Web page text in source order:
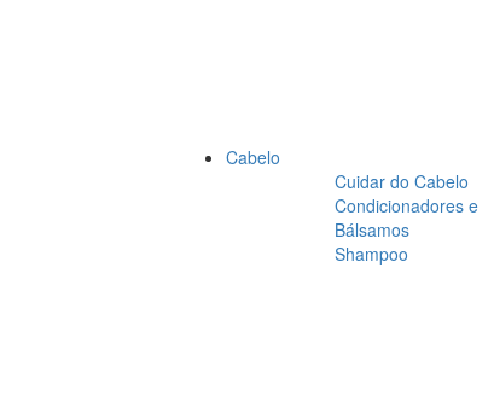
Cabelo
Cuidar do Cabelo
Condicionadores e
Bálsamos
Shampoo